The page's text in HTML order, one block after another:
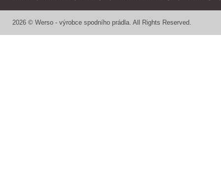
2026 © Werso - výrobce spodního prádla. All Rights Reserved.